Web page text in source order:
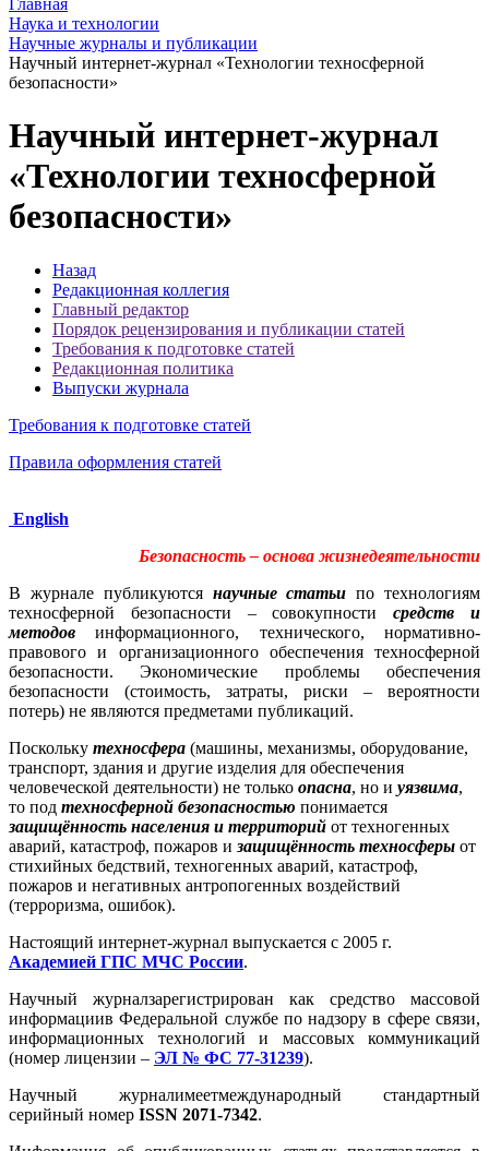
Главная
Наука и технологии
Научные журналы и публикации
Научный интернет-журнал «Технологии техносферной
безопасности»
Научный интернет-журнал
«Технологии техносферной
безопасности»
Назад
Редакционная коллегия
Главный редактор
Порядок рецензирования и публикации статей
Требования к подготовке статей
Редакционная политика
Выпуски журнала
Требования к подготовке статей
Правила оформления статей
English
Безопасность – основа жизнедеятельности
В журнале публикуются научные статьи по технологиям
техносферной безопасности – совокупностисредств и
методов информационного, технического, нормативно-
правового и организационного обеспечения техносферной
безопасности. Экономические проблемы обеспечения
безопасности (стоимость, затраты, риски – вероятности
потерь) не являются предметами публикаций.
Поскольку техносфера (машины, механизмы, оборудование,
транспорт, здания и другие изделия для обеспечения
человеческой деятельности) не только опасна, но и уязвима,
то под техносферной безопасностью понимается
защищённость населения и территорий от техногенных
аварий, катастроф, пожаров и защищённость техносферы от
стихийных бедствий, техногенных аварий, катастроф,
пожаров и негативных антропогенных воздействий
(терроризма, ошибок).
Настоящий интернет-журнал выпускается с 2005 г.
Академией ГПС МЧС России.
Научный журналзарегистрирован как средство массовой
информациив Федеральной службе по надзору в сфере связи,
информационных технологий и массовых коммуникаций
(номер лицензии – ЭЛ № ФС 77-31239).
Научный журналимеетмеждународный стандартный
серийный номер ISSN 2071-7342.